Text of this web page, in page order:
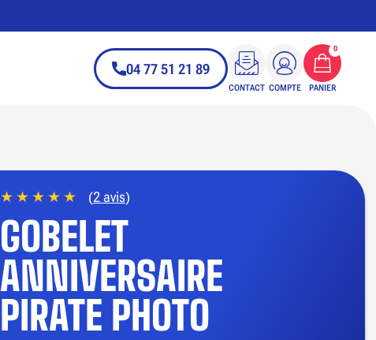
04 77 51 21 89
CONTACT COMPTE PANIER
0
(2 avis)
GOBELET
ANNIVERSAIRE
PIRATE PHOTO